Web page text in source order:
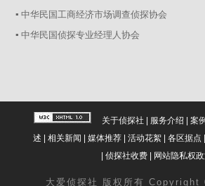
▪ 中华民国工商经济市场调查侦探协会
▪ 中华民国侦探专业经理人协会
关于侦探社 服务介绍 案
述
相关新闻 媒体推荐| 活动花絮| 各区据点
|侦探社收费 网站隐私权
大爱 侦探社 版权所有